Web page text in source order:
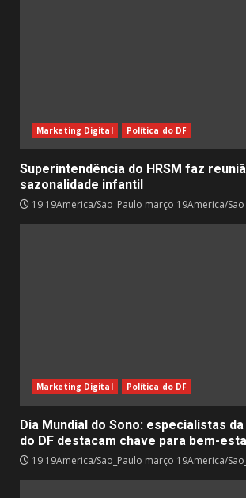
Marketing Digital Política do DF
Superintendência do HRSM faz
sazonalidade infantil
19 19America/Sao_Paulo março 19America/
Marketing Digital Política do DF
Dia Mundial do Sono: especialistas
do DF destacam chave para bem-
19 19America/Sao_Paulo março 19America/